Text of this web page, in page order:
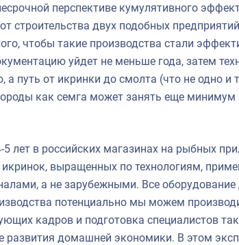
перспективе кумулятивного
строительства двух подобных
чтобы такие производства стали
уйдет не меньше года, затем
а путь от икринки до смолта (что не одно и
как семга может занять еще минимум
лет в российских магазинах на рыбных
выращенных по технологиям,
а не зарубежными. Все оборудование
потенциально мы можем
кадров и подготовка специалистов
развития домашней экономики. В этом